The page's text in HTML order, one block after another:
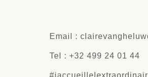
Email :
Tel : +32 499 24 01 44